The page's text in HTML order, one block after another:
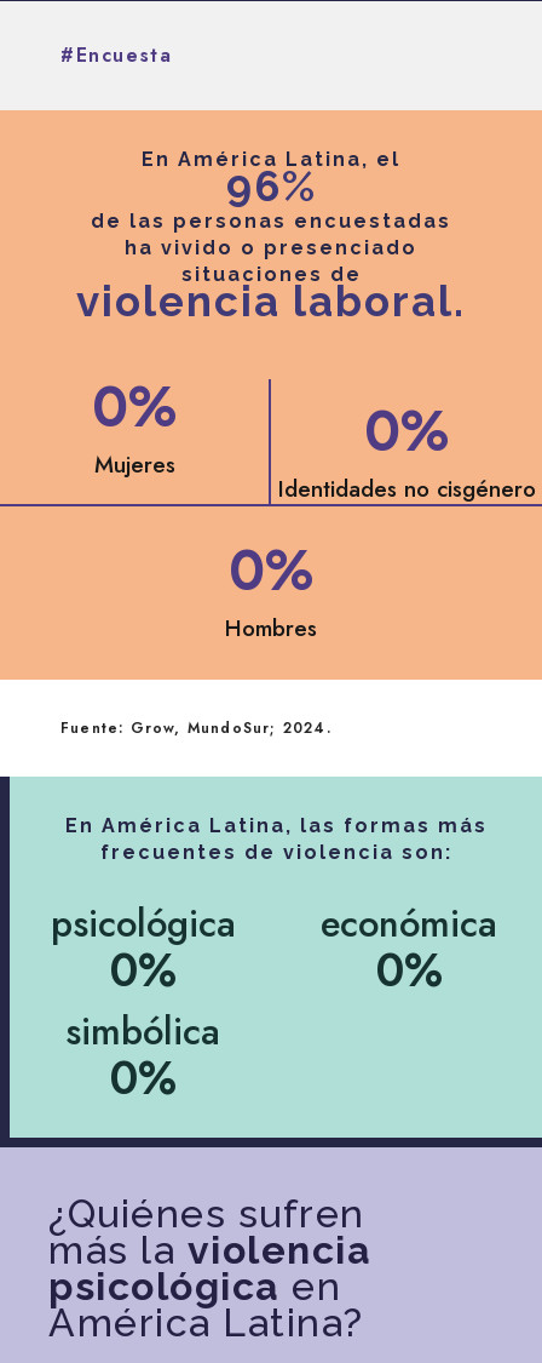
#Encuesta
En América Latina, el
96%
de las personas encuestadas
ha vivido o presenciado
situaciones de
violencia laboral.
Mujeres
0%
Identidades no cisgénero
0%
Hombres
0%
Fuente: Grow, MundoSur; 2024.
En América Latina, las formas más
frecuentes de violencia son:
psicológica
0%
económica
0%
simbólica
0%
¿Quiénes sufren
más la violencia
psicológica en
América Latina?